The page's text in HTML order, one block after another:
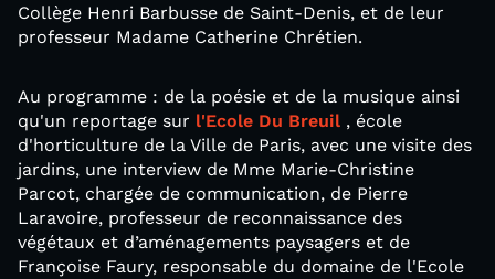
Collège Henri Barbusse de Saint-Denis, et de leur
professeur Madame Catherine Chrétien.
Au programme : de la poésie et de la musique ainsi
qu'un reportage sur l'Ecole Du Breuil , école
d'horticulture de la Ville de Paris, avec une visite des
jardins, une interview de Mme Marie-Christine
Parcot, chargée de communication, de Pierre
Laravoire, professeur de reconnaissance des
végétaux et d’aménagements paysagers et de
Françoise Faury, responsable du domaine de l'Ecole